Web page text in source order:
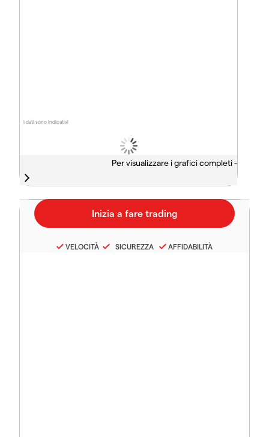
I dati sono indicativi
Per visualizzare i grafici completi -
VELOCITÀ SICUREZZA AFFIDABILITÀ